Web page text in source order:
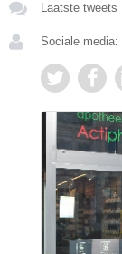
Laatste tweets
Sociale media: